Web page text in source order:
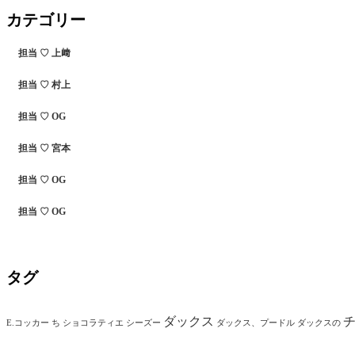
カテゴリー
担当 ♡ 上﨑
担当 ♡ 村上
担当 ♡ OG
担当 ♡ 宮本
担当 ♡ OG
担当 ♡ OG
タグ
E.コッカー ち ショコラティエ シーズー ダックス ダックス、プードル ダックスの